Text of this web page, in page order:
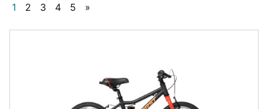
1 2 3 4 5 »